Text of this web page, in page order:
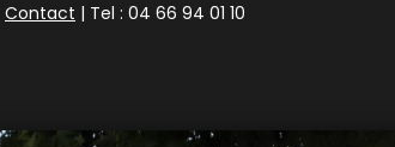
Contact | Tel : 04 66 94 01 10